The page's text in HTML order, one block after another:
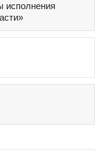
исполнения